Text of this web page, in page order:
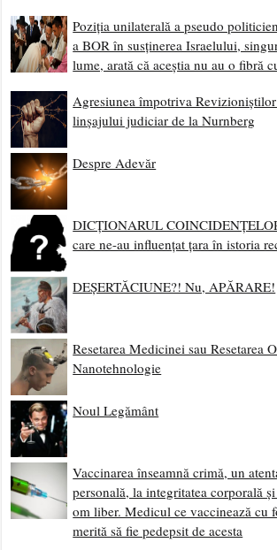
Poziția unilaterală a pseudo
a BOR în susținerea Israelului,
lume, arată că aceștia nu au o fibră
Agresiunea împotriva
linșajului judiciar de la Nurnberg
Despre Adevăr
DICȚIONARUL
care ne-au influențat țara în istoria
DEȘERTĂCIUNE?! Nu, APĂRARE!
Resetarea Medicinei sau Resetarea
Nanotehnologie
Noul Legământ
Vaccinarea înseamnă crimă, un
personală, la integritatea corporală
om liber. Medicul ce vaccinează cu
merită să fie pedepsit de acesta